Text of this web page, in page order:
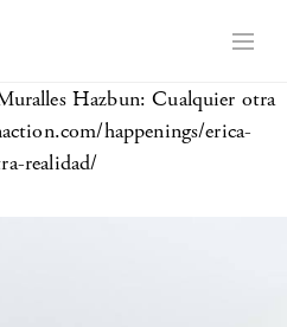
Hazbun: Cualquier otra
happenings/erica-
realidad/